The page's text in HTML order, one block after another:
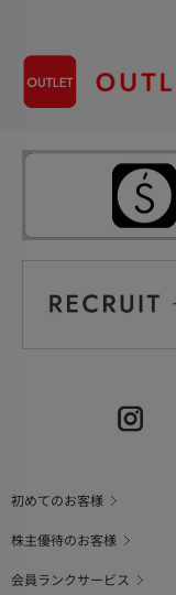
初めてのお客様
株主優待のお客様
会員ランクサービス